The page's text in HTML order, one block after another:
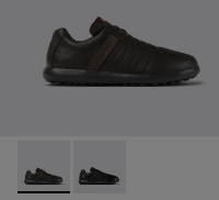
Pelotas XLF - K100752-
Pelotas XLF -